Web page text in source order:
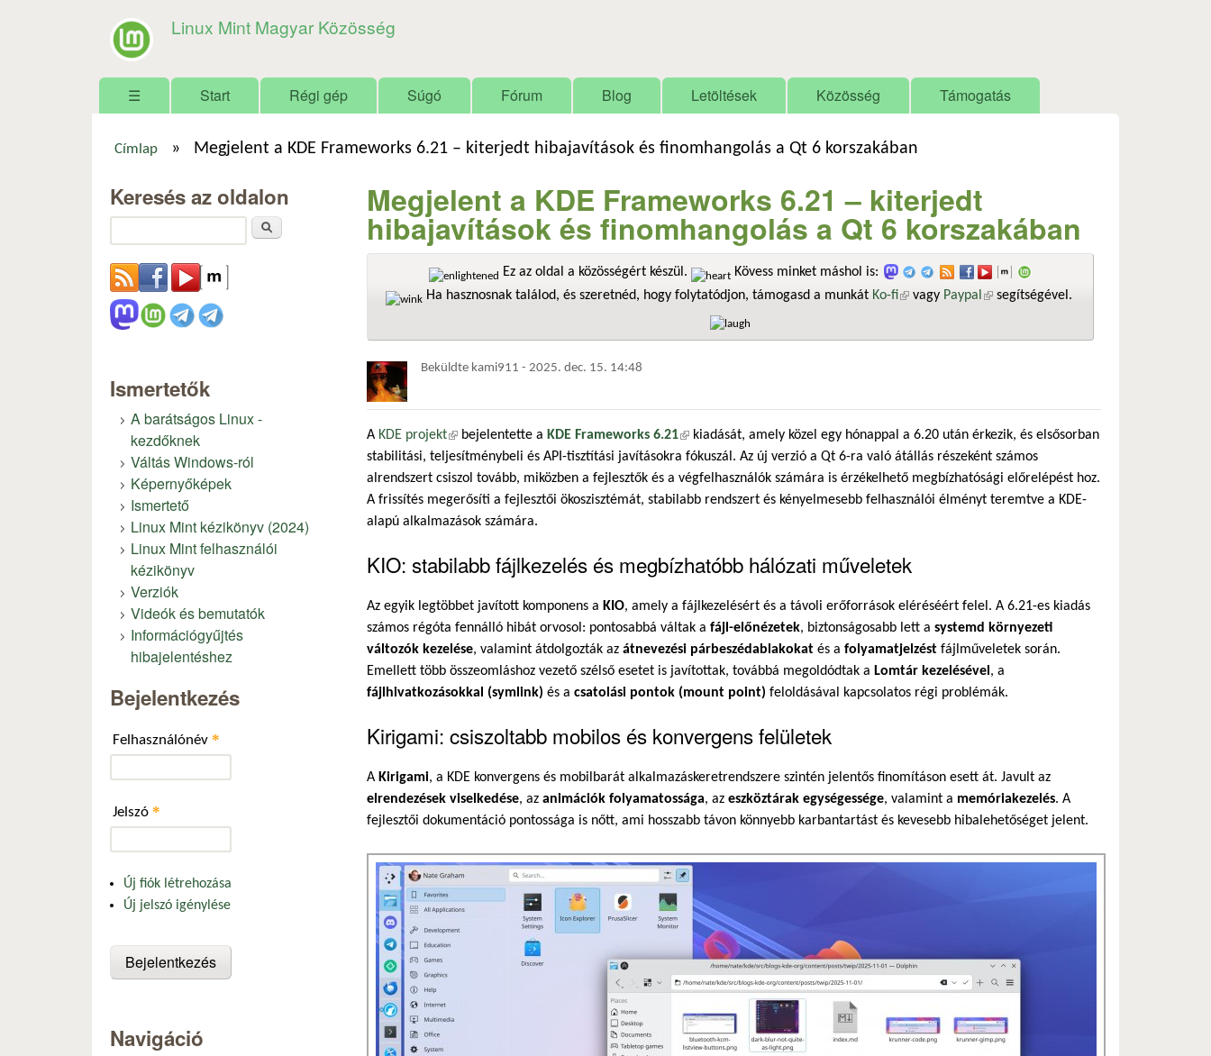
Linux Mint Magyar Közösség
Főmenü
☰ Start Régi gép Súgó Fórum Blog Letöltések Közösség Támogatás
Címlap » Megjelent a KDE Frameworks 6.21 – kiterjedt hibajavítások és finomhangolás a Qt 6 korszakában
Megjelent a KDE Frameworks 6.21 – kiterjedt
hibajavítások és finomhangolás a Qt 6 korszakában
Ez az oldal a közösségért készül.
Kövess minket máshol is:
Ha hasznosnak találod, és szeretnéd, hogy folytatódjon, támogasd a munkát Ko-fi(külső hivatkozás)
vagy Paypal (külső hivatkozás)
segítségével.
Beküldte kami911 - 2025. dec. 15. 14:48
A KDE projekt(külső hivatkozás)
bejelentette a KDE Frameworks 6.21(külső hivatkozás)
kiadását, amely közel egy hónappal a 6.20 után érkezik, és elsősorban
stabilitási, teljesítménybeli és API-tisztítási javításokra fókuszál. Az új verzió a Qt 6-ra való átállás részeként számos
alrendszert csiszol tovább, miközben a fejlesztők és a végfelhasználók számára is érzékelhető megbízhatósági előrelépést hoz.
A frissítés megerősíti a fejlesztői ökoszisztémát, stabilabb rendszert és kényelmesebb felhasználói élményt teremtve a KDE-
alapú alkalmazások számára.
KIO: stabilabb fájlkezelés és megbízhatóbb hálózati műveletek
Az egyik legtöbbet javított komponens a KIO, amely a fájlkezelésért és a távoli erőforrások eléréséért felel. A 6.21-es kiadás
számos régóta fennálló hibát orvosol: pontosabbá váltak a fájl-előnézetek, biztonságosabb lett a systemd környezeti
változók kezelése, valamint átdolgozták az átnevezési párbeszédablakokat és a folyamatjelzést fájlműveletek során.
Emellett több összeomláshoz vezető szélső esetet is javítottak, továbbá megoldódtak a Lomtár kezelésével , a
fájlhivatkozásokkal (symlink) és a csatolási pontok (mount point) feloldásával kapcsolatos régi problémák.
Kirigami: csiszoltabb mobilos és konvergens felületek
A Kirigami, a KDE konvergens és mobilbarát alkalmazáskeretrendszere szintén jelentős finomításon esett át. Javult az
elrendezések viselkedése, az animációk folyamatossága, az eszköztárak egységessége, valamint a memóriakezelés. A
fejlesztői dokumentáció pontossága is nőtt, ami hosszabb távon könnyebb karbantartást és kevesebb hibalehetőséget jelent.
Keresés az oldalon
Ismertetők
A barátságos Linux -
kezdőknek
Váltás Windows-ról
Képernyőképek
Ismertető
Linux Mint kézikönyv (2024)
Linux Mint felhasználói
kézikönyv
Verziók
Videók és bemutatók
Információgyűjtés
hibajelentéshez
Bejelentkezés
Felhasználónév *
Jelszó *
Új fiók létrehozása
Új jelszó igénylése
Navigáció